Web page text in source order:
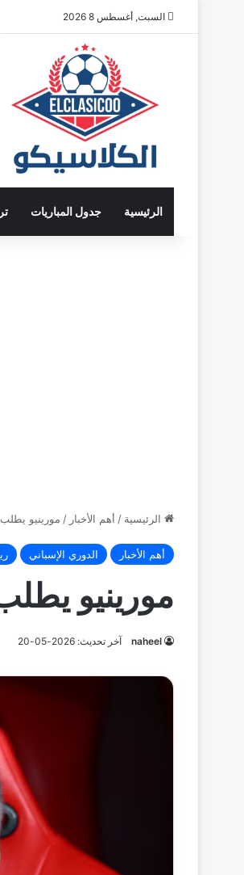
السبت, أغسطس 8 2026
الرئيسية جدول المباريات
الرئيسية / أهم الأخبار / مورينيو
أهم الأخبار الدوري الإسباني
مورينيو
naheel آخر تحديث: 2026-05-20